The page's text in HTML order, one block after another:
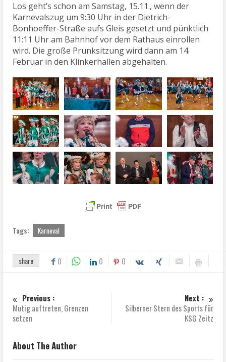
Los geht’s schon am Samstag, 15.11., wenn der
Karnevalszug um 9:30 Uhr in der Dietrich-
Bonhoeffer-Straße aufs Gleis gesetzt und pünktlich
11:11 Uhr am Bahnhof vor dem Rathaus einrollen
wird. Die große Prunksitzung wird dann am 14.
Februar in den Klinkerhallen abgehalten.
Tags: Karneval
share 0 0 0
Previous :
Mutig auftreten, Grenzen
setzen
Next :
Silberner Stern des Sports für
KSG Zeitz
About The Author